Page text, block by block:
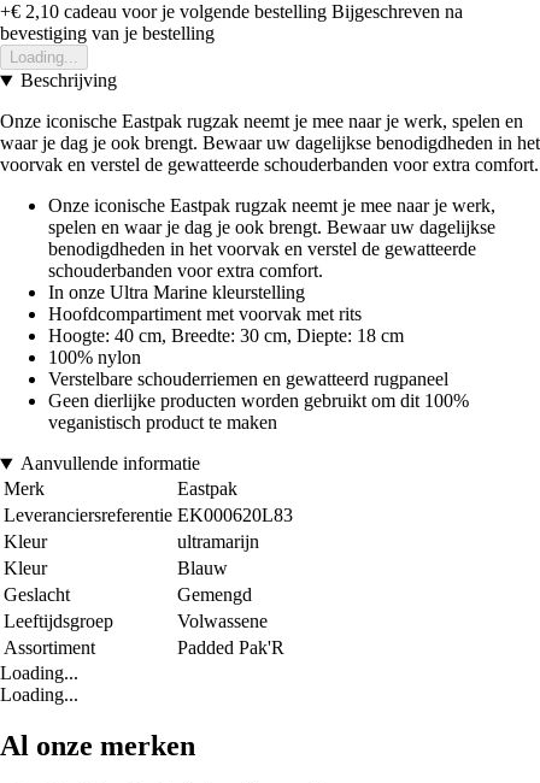
+€ 2,10 cadeau voor je volgende bestelling Bijgeschreven na
bevestiging van je bestelling
Loading...
Beschrijving
Onze iconische Eastpak rugzak neemt je mee naar je werk, spelen en
waar je dag je ook brengt. Bewaar uw dagelijkse benodigdheden in het
voorvak en verstel de gewatteerde schouderbanden voor extra comfort.
Onze iconische Eastpak rugzak neemt je mee naar je werk,
spelen en waar je dag je ook brengt. Bewaar uw dagelijkse
benodigdheden in het voorvak en verstel de gewatteerde
schouderbanden voor extra comfort.
In onze Ultra Marine kleurstelling
Hoofdcompartiment met voorvak met rits
Hoogte: 40 cm, Breedte: 30 cm, Diepte: 18 cm
100% nylon
Verstelbare schouderriemen en gewatteerd rugpaneel
Geen dierlijke producten worden gebruikt om dit 100%
veganistisch product te maken
Aanvullende informatie
Merk
Eastpak
Leveranciersreferentie EK000620L83
Kleur
ultramarijn
Kleur
Blauw
Geslacht
Gemengd
Leeftijdsgroep
Volwassene
Assortiment
Padded Pak'R
Loading...
Loading...
Al onze merken